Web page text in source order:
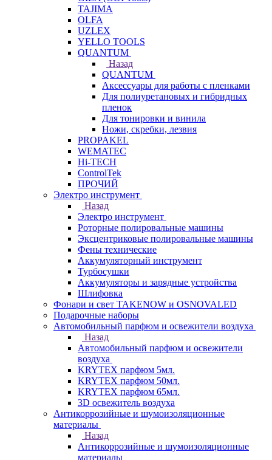
TAJIMA
OLFA
UZLEX
YELLO TOOLS
QUANTUM
Назад
QUANTUM
Аксессуары для работы с пленками
Для полиуретановых и гибридных
пленок
Для тонировки и винила
Ножи, скребки, лезвия
PROPAKEL
WEMATEC
Hi-TECH
ControlTek
ПРОЧИЙ
Электро инструмент
Назад
Электро инструмент
Роторные полировальные машины
Эксцентриковые полировальные машины
Фены технические
Аккумуляторный инструмент
Турбосушки
Аккумуляторы и зарядные устройства
Шлифовка
Фонари и свет TAKENOW и OSNOVALED
Подарочные наборы
Автомобильный парфюм и освежители воздуха
Назад
Автомобильный парфюм и освежители
воздуха
KRYTEX парфюм 5мл.
KRYTEX парфюм 50мл.
KRYTEX парфюм 65мл.
3D освежитель воздуха
Антикоррозийные и шумоизоляционные
материалы
Назад
Антикоррозийные и шумоизоляционные
материалы